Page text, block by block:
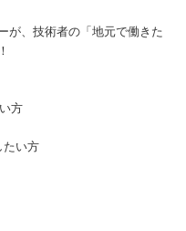
が、技術者の「地元で働きた
方
たい方